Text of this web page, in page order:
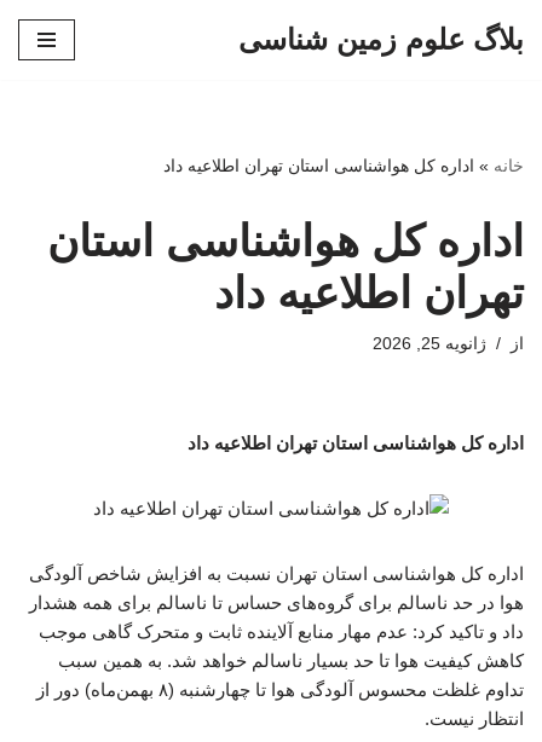
بلاگ علوم زمین شناسی
خانه » اداره کل هواشناسی استان تهران اطلاعیه داد
اداره کل هواشناسی استان
تهران اطلاعیه داد
از ژانویه 25, 2026
اداره کل هواشناسی استان تهران اطلاعیه داد
اداره کل هواشناسی استان تهران نسبت به افزایش شاخص آلودگی
هوا در حد ناسالم برای گروه‌های حساس تا ناسالم برای همه هشدار
داد و تاکید کرد: عدم مهار منابع آلاینده ثابت و متحرک گاهی موجب
کاهش کیفیت هوا تا حد بسیار ناسالم خواهد شد. به همین سبب
تداوم غلظت محسوس آلودگی هوا تا چهارشنبه (۸ بهمن‌ماه) دور از
انتظار نیست.